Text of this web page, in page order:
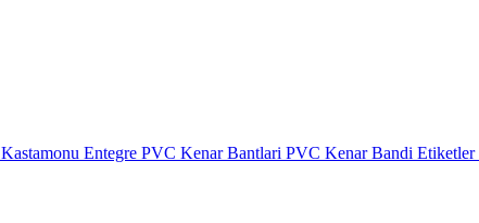
Kastamonu Entegre PVC Kenar Bantlari PVC Kenar Bandi Etiketler